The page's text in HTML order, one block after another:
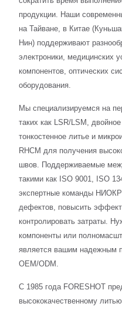
продукции. Наши
на Тайване, в Китае
Нин) поддерживают
электроники, медицинских
компонентов, оптических
оборудования.
Мы специализируемся на
таких как LSR/LSM,
тонкостенное литье и
RHCM для получения
швов. Поддерживаемые
такими как ISO 9001, ISO
экспертные команды НИОКР
дефектов, повысить
контролировать затраты.
компоненты или
является вашим надежным
OEM/ODM.
С 1985 года FORESHOT
высококачественному